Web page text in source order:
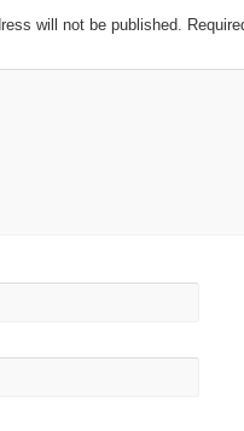
will not be published.